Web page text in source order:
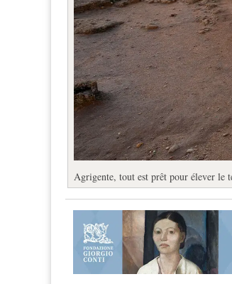
Agrigente, tout est prêt pour élever le